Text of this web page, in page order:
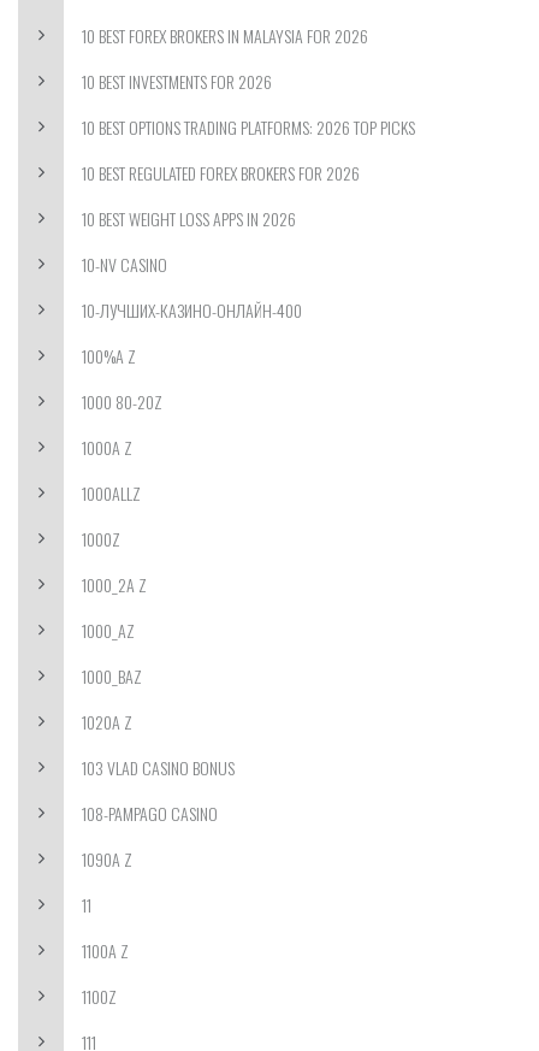
10 BEST FOREX BROKERS IN MALAYSIA FOR 2026
10 BEST INVESTMENTS FOR 2026
10 BEST OPTIONS TRADING PLATFORMS: 2026 TOP PICKS
10 BEST REGULATED FOREX BROKERS FOR 2026
10 BEST WEIGHT LOSS APPS IN 2026
10-NV CASINO
10-ЛУЧШИХ-КАЗИНО-ОНЛАЙН-400
100%A Z
1000 80-20Z
1000A Z
1000ALLZ
1000Z
1000_2A Z
1000_AZ
1000_BAZ
1020A Z
103 VLAD CASINO BONUS
108-PAMPAGO CASINO
1090A Z
11
1100A Z
1100Z
111